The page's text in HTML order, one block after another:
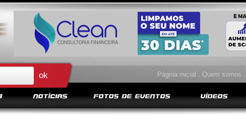
Página inicial . Quem somos .
NOTÍCIAS FOTOS DE EVENTOS VÍDEOS